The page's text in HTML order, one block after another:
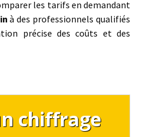
les tarifs en demandant
à des professionnels qualifiés
précise des coûts et des